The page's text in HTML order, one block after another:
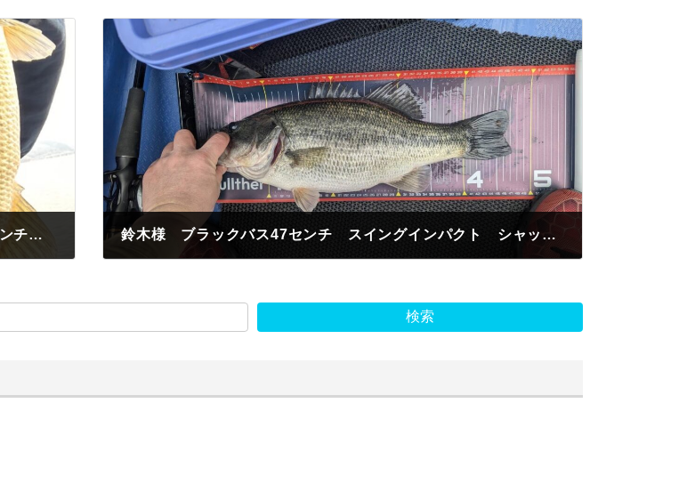
西田様 ブラックバス40センチ スーパースティック4インチ 灯台 鈴木様 ブラックバス47センチ スイングインパクト シャットテイル 今井川河口
検索